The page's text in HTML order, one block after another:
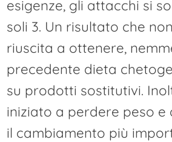
esigenze, gli attacchi si
soli 3. Un risultato che
riuscita a ottenere,
precedente dieta
su prodotti sostitutivi.
iniziato a perdere peso e
il cambiamento più